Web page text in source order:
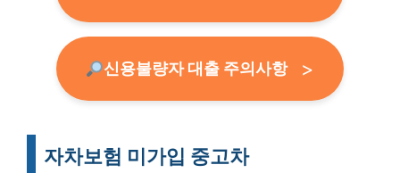
신용불량자 대출 주의사항
자차보험 미가입 중고차